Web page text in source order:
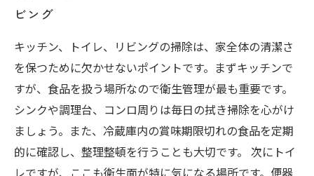
ビング
キッチン、トイレ、リビングの掃除は、家全体の清潔さ
を保つために欠かせないポイントです。まずキッチンで
すが、食品を扱う場所なので衛生管理が最も重要です。
シンクや調理台、コンロ周りは毎日の拭き掃除を心がけ
ましょう。また、冷蔵庫内の賞味期限切れの食品を定期
的に確認し、整理整頓を行うことも大切です。 次にトイ
レですが、ここも衛生面が特に気になる場所です。便器